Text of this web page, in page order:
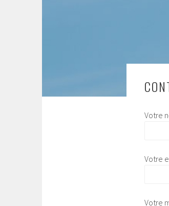
Votre
Votre
Votre